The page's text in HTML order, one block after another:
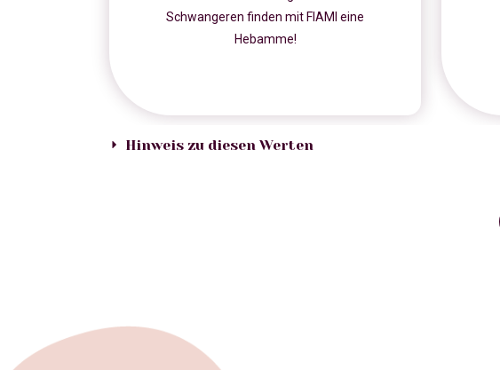
Schwangeren finden mit FIAMI eine
Hebamme!
Hinweis zu diesen Werten